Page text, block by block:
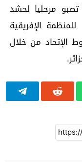
مرحليا لحشد
الإفريقية
الإتحاد من خلال